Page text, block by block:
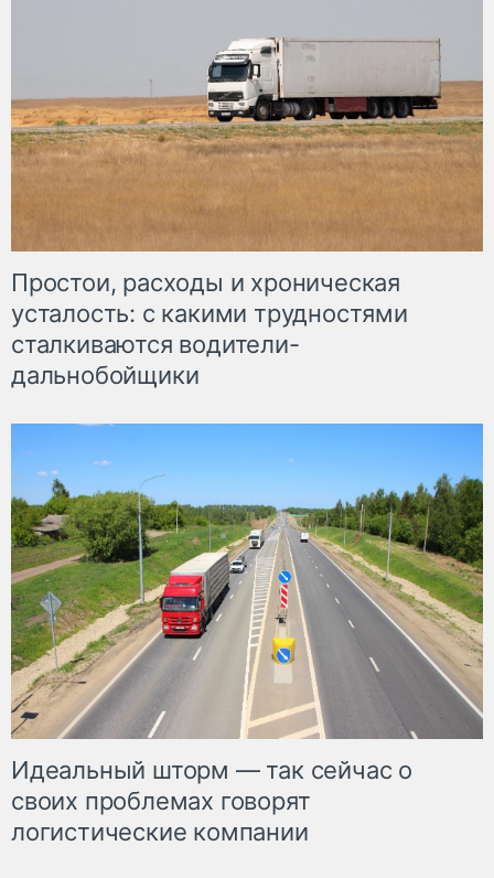
Простои, расходы и хроническая
усталость: с какими трудностями
сталкиваются водители-
дальнобойщики
Идеальный шторм — так сейчас о
своих проблемах говорят
логистические компании